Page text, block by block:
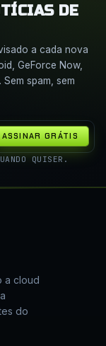
DE
a cada nova
GeForce Now,
spam, sem
ASSINAR GRÁTIS
QUISER.
a cloud
do